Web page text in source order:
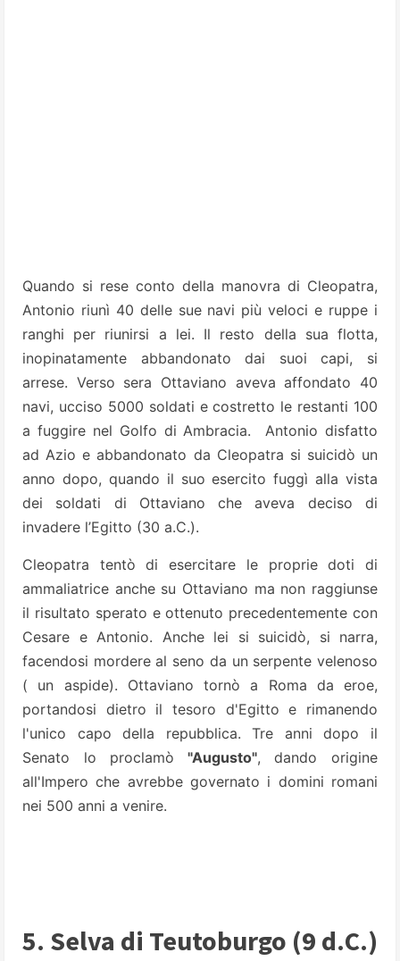
Quando si rese conto della manovra di Cleopatra,
Antonio riunì 40 delle sue navi più veloci e ruppe i
ranghi per riunirsi a lei. Il resto della sua flotta,
inopinatamente abbandonato dai suoi capi, si
arrese. Verso sera Ottaviano aveva affondato 40
navi, ucciso 5000 soldati e costretto le restanti 100
a fuggire nel Golfo di Ambracia. Antonio disfatto
ad Azio e abbandonato da Cleopatra si suicidò un
anno dopo, quando il suo esercito fuggì alla vista
dei soldati di Ottaviano che aveva deciso di
invadere l’Egitto (30 a.C.).
Cleopatra tentò di esercitare le proprie doti di
ammaliatrice anche su Ottaviano ma non raggiunse
il risultato sperato e ottenuto precedentemente con
Cesare e Antonio. Anche lei si suicidò, si narra,
facendosi mordere al seno da un serpente velenoso
( un aspide). Ottaviano tornò a Roma da eroe,
portandosi dietro il tesoro d'Egitto e rimanendo
l'unico capo della repubblica. Tre anni dopo il
Senato lo proclamò "Augusto", dando origine
all'Impero che avrebbe governato i domini romani
nei 500 anni a venire.
5. Selva di Teutoburgo (9 d.C.)